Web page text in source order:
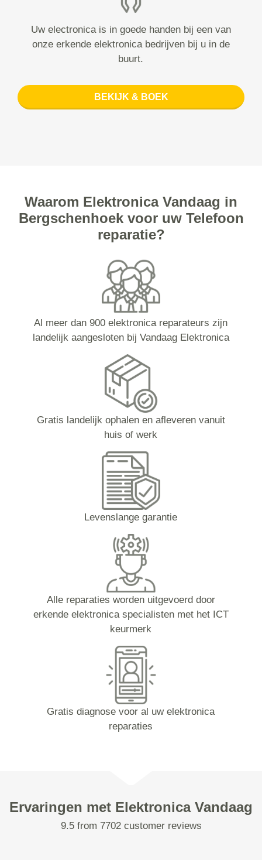
Uw electronica is in goede handen bij een van
onze erkende elektronica bedrijven bij u in de
buurt.
BEKIJK & BOEK
Waarom Elektronica Vandaag in
Bergschenhoek voor uw Telefoon
reparatie?
Al meer dan 900 elektronica reparateurs zijn
landelijk aangesloten bij Vandaag Elektronica
Gratis landelijk ophalen en afleveren vanuit
huis of werk
Levenslange garantie
Alle reparaties worden uitgevoerd door
erkende elektronica specialisten met het ICT
keurmerk
Gratis diagnose voor al uw elektronica
reparaties
Ervaringen met Elektronica Vandaag
9.5 from 7702 customer reviews